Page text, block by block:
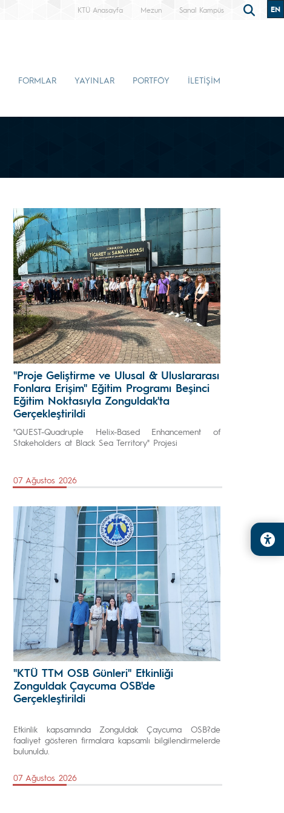
KTÜ Anasayfa Mezun Sanal Kampüs EN
FORMLAR YAYINLAR PORTFÖY İLETİŞİM
"Proje Geliştirme ve Ulusal & Uluslararası
Fonlara Erişim" Eğitim Programı Beşinci
Eğitim Noktasıyla Zonguldak'ta
Gerçekleştirildi
"QUEST-Quadruple Helix-Based Enhancement of
Stakeholders at Black Sea Territory" Projesi
07 Ağustos 2026
"KTÜ TTM OSB Günleri" Etkinliği
Zonguldak Çaycuma OSB'de
Gerçekleştirildi
Etkinlik kapsamında Zonguldak Çaycuma OSB?de
faaliyet gösteren firmalara kapsamlı bilgilendirmelerde
bulunuldu.
07 Ağustos 2026